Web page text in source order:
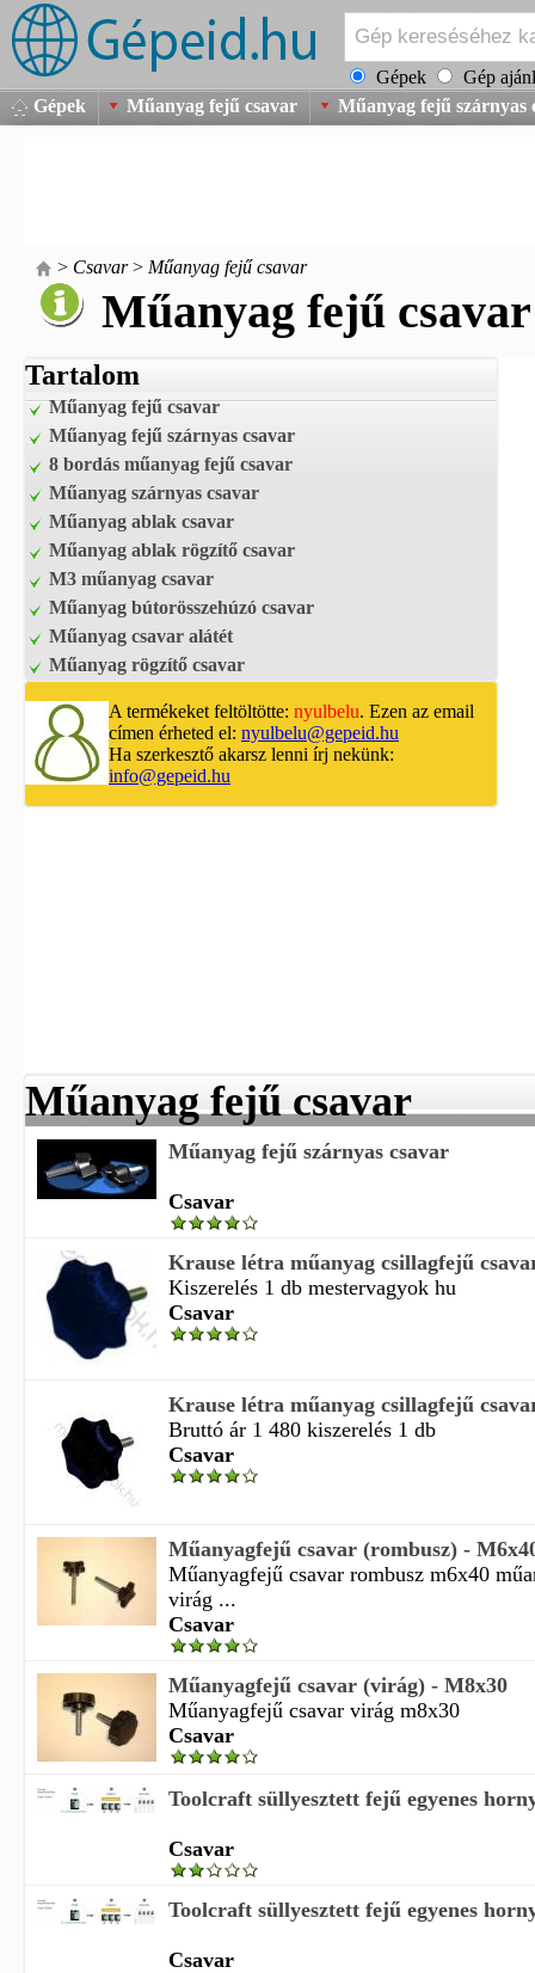
Gépek
Gép
Gépek
Műanyag fejű csavar Műanyag fejű szárnyas
> Csavar> Műanyag fejű csavar
Műanyag fejű csavar
Tartalom
Műanyag fejű csavar
Műanyag fejű szárnyas csavar
8 bordás műanyag fejű csavar
Műanyag szárnyas csavar
Műanyag ablak csavar
Műanyag ablak rögzítő csavar
M3 műanyag csavar
Műanyag bútorösszehúzó csavar
Műanyag csavar alátét
Műanyag rögzítő csavar
A termékeket feltöltötte: nyulbelu. Ezen az email
címen érheted el: nyulbelu@gepeid.hu
Ha szerkesztő akarsz lenni írj nekünk:
info@gepeid.hu
Műanyag fejű csavar
Műanyag fejű szárnyas csavar
Csavar
Krause létra műanyag csillagfejű
Kiszerelés 1 db mestervagyok hu
Csavar
Krause létra műanyag csillagfejű
Bruttó ár 1 480 kiszerelés 1 db
Csavar
Műanyagfejű csavar (rombusz) -
Műanyagfejű csavar rombusz m6x40
virág ...
Csavar
Műanyagfejű csavar (virág) - M8x30
Műanyagfejű csavar virág m8x30
Csavar
Toolcraft süllyesztett fejű egyenes
Csavar
Toolcraft süllyesztett fejű egyenes
Csavar